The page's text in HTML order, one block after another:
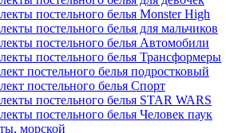
постельного белья Monster High
постельного белья для мальчиков
постельного белья Автомобили
постельного белья Трансформеры
постельного белья подростковый
постельного белья Спорт
постельного белья STAR WARS
постельного белья Человек паук
морской